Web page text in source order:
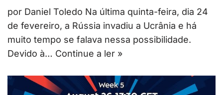
por Daniel Toledo Na última quinta-feira, dia 24
de fevereiro, a Rússia invadiu a Ucrânia e há
muito tempo se falava nessa possibilidade.
Devido à… Continue a ler »